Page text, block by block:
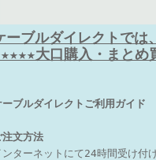
ーブルダイレクトでは、
大口購入・まとめ
ーブルダイレクトご利用ガイド
注文方法
ンターネットにて24時間受け付